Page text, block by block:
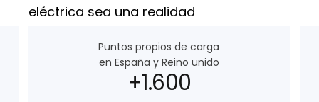
eléctrica sea una realidad
Puntos propios de carga
en España y Reino unido
+1.600